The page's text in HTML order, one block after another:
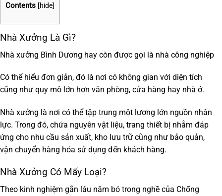
Contents [hide]
Nhà Xưởng Là Gì?
Nhà xưởng Bình Dương hay còn được gọi là nhà công nghiệp
Có thể hiểu đơn giản, đó là nơi có không gian với diện tích
cũng như quy mô lớn hơn văn phòng, cửa hàng hay nhà ở.
Nhà xưởng là nơi có thể tập trung một lượng lớn nguồn nhân
lực. Trong đó, chứa nguyên vật liệu, trang thiết bị nhằm đáp
ứng cho nhu cầu sản xuất, kho lưu trữ cũng như bảo quản,
vận chuyển hàng hóa sử dụng đến khách hàng.
Nhà Xưởng Có Mấy Loại?
Theo kinh nghiệm gắn lâu năm bó trong nghề của Chống